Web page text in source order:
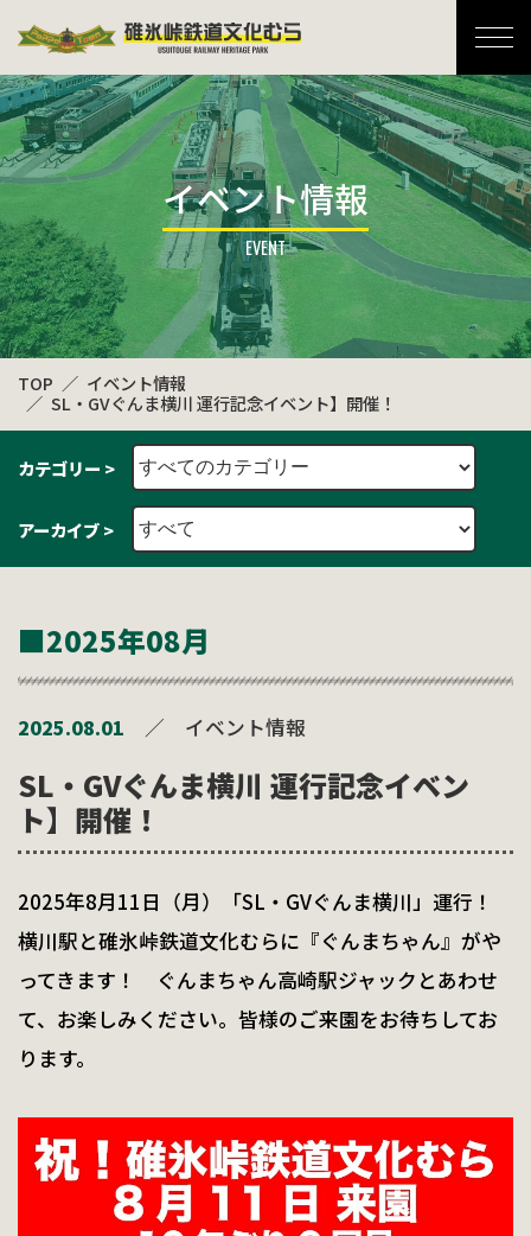
イベント情報
TOP
イベント情報
SL・GVぐんま横川 運行記念イベント】開催！
カテゴリー >
アーカイブ >
■2025年08月
2025.08.01 ／ イベント情報
SL・GVぐんま横川 運行記念イベン
ト】開催！
2025年8月11日（月）「SL・GVぐんま横川」運行！
横川駅と碓氷峠鉄道文化むらに『ぐんまちゃん』がや
ってきます！ ぐんまちゃん高崎駅ジャックとあわせ
て、お楽しみください。皆様のご来園をお待ちしてお
ります。